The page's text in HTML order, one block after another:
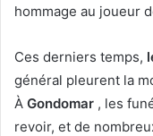
hommage au joueur
Ces derniers temps,
général pleurent la
À Gondomar , les
revoir, et de